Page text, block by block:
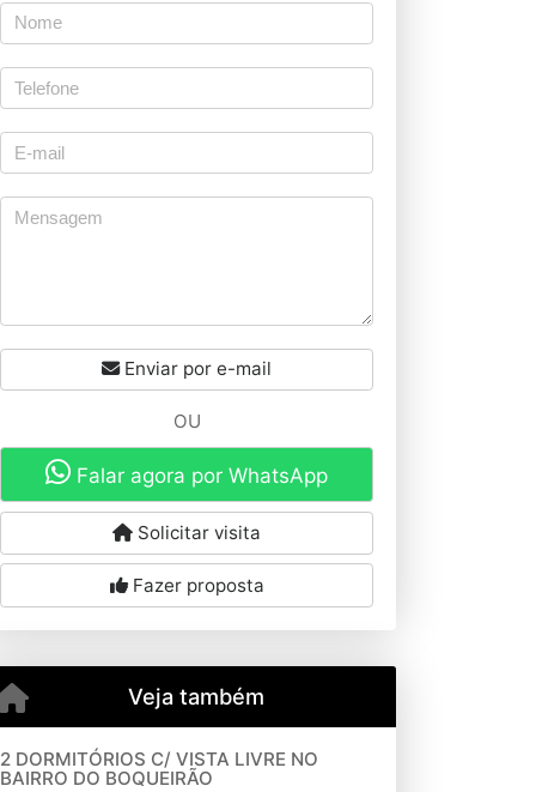
Enviar por e-mail
OU
Falar agora por WhatsApp
Solicitar visita
Fazer proposta
Veja também
2 DORMITÓRIOS C/ VISTA LIVRE NO
BAIRRO DO BOQUEIRÃO